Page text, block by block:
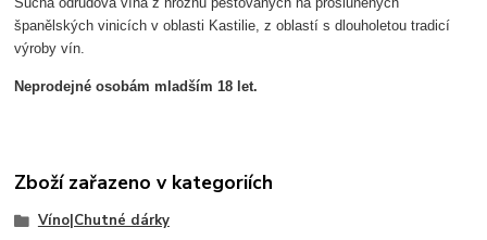
Suchá odrůdová vína z hroznů pěstovaných na prosluněných
španělských vinicích v oblasti Kastilie, z oblastí s dlouholetou tradicí
výroby vín.
Neprodejné osobám mladším 18 let.
Zboží zařazeno v kategoriích
Víno|Chutné dárky